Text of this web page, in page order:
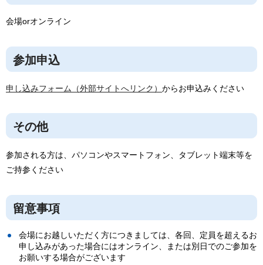
会場orオンライン
参加申込
申し込みフォーム（外部サイトへリンク） からお申込みください
その他
参加される方は、パソコンやスマートフォン、タブレット端末等を
ご持参ください
留意事項
会場にお越しいただく方につきましては、各回、定員を超えるお
申し込みがあった場合にはオンライン、または別日でのご参加を
お願いする場合がございます